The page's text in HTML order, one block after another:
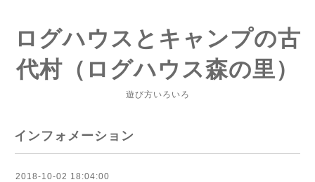
ログハウスとキャンプの古
代村（ログハウス森の里）
遊び方いろいろ
インフォメーション
2018-10-02 18:04:00